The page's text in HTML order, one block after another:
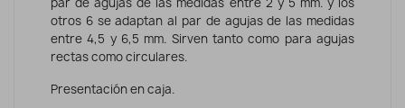
otros 6 se adaptan al par de agujas de las medidas
entre 4,5 y 6,5 mm. Sirven tanto como para agujas
rectas como circulares.
Presentación en caja.